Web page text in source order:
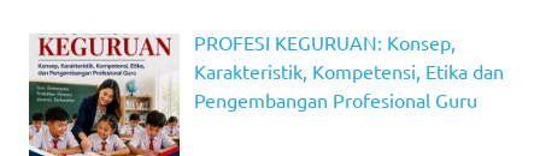
PROFESI KEGURUAN: Konsep,
Karakteristik, Kompetensi, Etika dan
Pengembangan Profesional Guru